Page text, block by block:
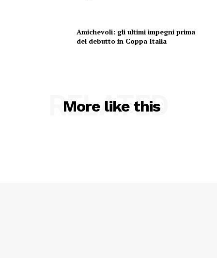
Amichevoli: gli ultimi impegni prima
del debutto in Coppa Italia
More like this
RELATED